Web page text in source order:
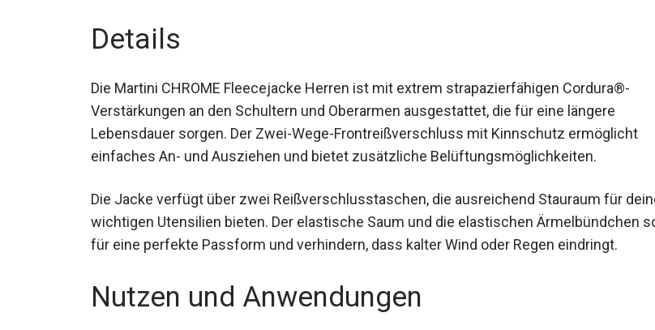
Details
Die Martini CHROME Fleecejacke Herren ist mit extrem strapazierfähigen Cordura®-
Verstärkungen an den Schultern und Oberarmen ausgestattet, die für eine längere
Lebensdauer sorgen. Der Zwei-Wege-Frontreißverschluss mit Kinnschutz ermöglicht
einfaches An- und Ausziehen und bietet zusätzliche Belüftungsmöglichkeiten.
Die Jacke verfügt über zwei Reißverschlusstaschen, die ausreichend Stauraum für
wichtigen Utensilien bieten. Der elastische Saum und die elastischen Ärmelbündchen
sorgen für eine perfekte Passform und verhindern, dass kalter Wind oder Regen
Nutzen und Anwendungen